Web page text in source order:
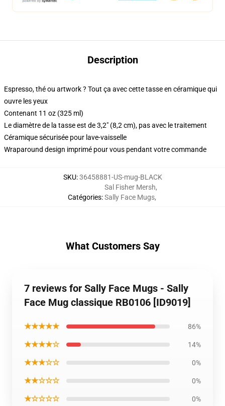
Description
Espresso, thé ou artwork ? Tout ça avec cette tasse en céramique qui
ouvre les yeux
Contenant 11 oz (325 ml)
Le diamètre de la tasse est de 3,2" (8,2 cm), pas avec le traitement
Céramique sécurisée pour lave-vaisselle
Wraparound design imprimé pour vous pendant votre commande
SKU:36458881-US-mug-BLACK
Catégories:
Sal Fisher Mersh,
Sally Face Mugs,
What Customers Say
7 reviews for Sally Face Mugs - Sally
Face Mug classique RB0106 [ID9019]
★★★★★ 86%
★★★★☆ 14%
★★★☆☆ 0%
★★☆☆☆ 0%
★☆☆☆☆ 0%